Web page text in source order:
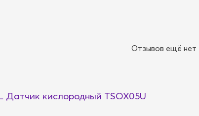
Отзывов ещё нет
Датчик кислородный TSOX05U